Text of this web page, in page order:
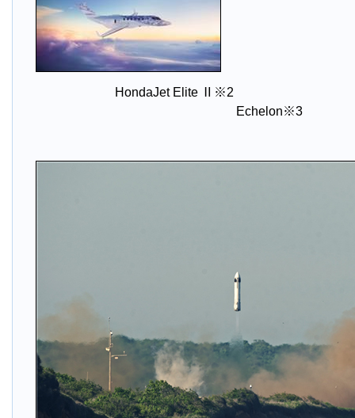
HondaJet Elite
Ⅱ※2
Echelon※3